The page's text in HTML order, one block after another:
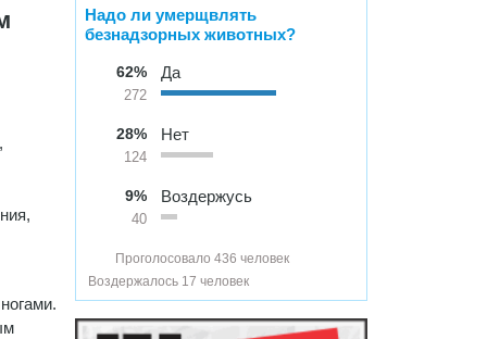
Надо ли умерщвлять
безнадзорных животных?
62%
272
Да
28%
124
Нет
9%
40
Воздержусь
Проголосовало 436 человек
Воздержалось 17 человек